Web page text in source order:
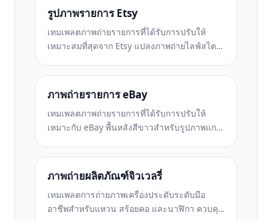
รูปภาพรายการ Etsy
เทมเพลตภาพถ่ายรายการที่ได้รับการปรับให้
เหมาะสมที่สุดจาก Etsy แปลงภาพถ่ายไลฟ์สไตล์
ปรับปรุงรายละเอียดผลิตภัณฑ์ทำมือ และตรง
ตามหลักเกณฑ์รูปภาพของ Etsy
ภาพถ่ายรายการ eBay
เทมเพลตภาพถ่ายรายการที่ได้รับการปรับให้
เหมาะกับ eBay พื้นหลังสีขาวสำหรับรูปภาพแกล
หลายมุมที่ตรงตามมาตรฐานรูปภาพของ eBay
ภาพถ่ายผลิตภัณฑ์จิวเวลรี่
เทมเพลตการถ่ายภาพเครื่องประดับระดับมือ
อาชีพสำหรับแหวน สร้อยคอ และนาฬิกา ควบคุม